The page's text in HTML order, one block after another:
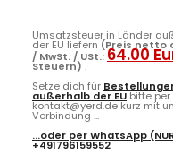
Umsatzsteuer in Länder
der EU liefern (Preis netto
/ MwSt. / USt.:64.00
Steuern) .
Setze dich für
außerhalb der EUbitte per
kontakt@yerd.de kurz mit
Verbindung ...
...oder perWhatsApp
+491796159552